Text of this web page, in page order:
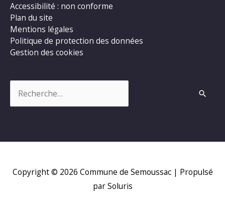
Accessibilité : non conforme
Plan du site
Mentions légales
Politique de protection des données
Gestion des cookies
Copyright © 2026 Commune de Semoussac| Propulsé
par Soluris